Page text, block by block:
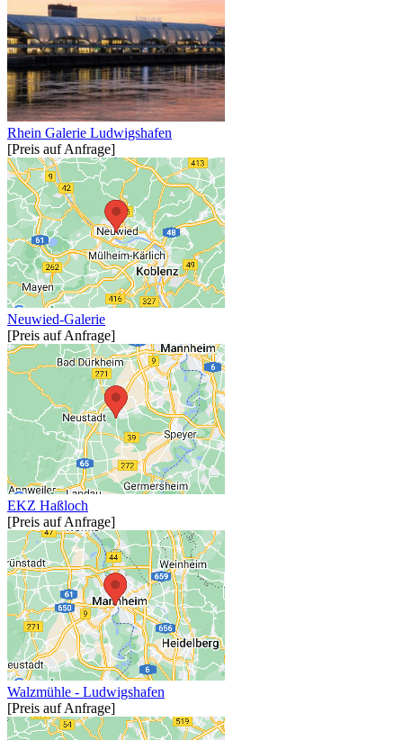
Rhein Galerie Ludwigshafen
[Preis auf Anfrage]
Neuwied-Galerie
[Preis auf Anfrage]
EKZ Haßloch
[Preis auf Anfrage]
Walzmühle - Ludwigshafen
[Preis auf Anfrage]